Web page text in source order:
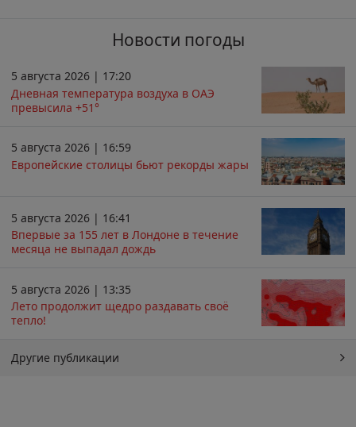
Новости погоды
5 августа 2026 | 17:20
Дневная температура воздуха в ОАЭ
превысила +51°
5 августа 2026 | 16:59
Европейские столицы бьют рекорды жары
5 августа 2026 | 16:41
Впервые за 155 лет в Лондоне в течение
месяца не выпадал дождь
5 августа 2026 | 13:35
Лето продолжит щедро раздавать своё
тепло!
Другие публикации